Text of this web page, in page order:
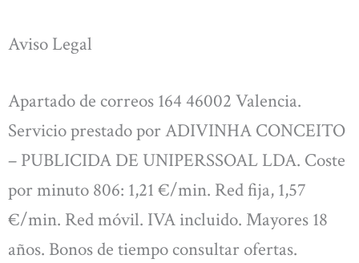
Aviso Legal
Apartado de correos 164 46002 Valencia.
Servicio prestado por ADIVINHA CONCEITO
– PUBLICIDA DE UNIPERSSOAL LDA. Coste
por minuto 806: 1,21 €/min. Red fija, 1,57
€/min. Red móvil. IVA incluido. Mayores 18
años. Bonos de tiempo consultar ofertas.